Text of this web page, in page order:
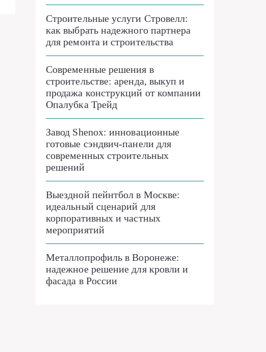
Строительные услуги Стровелл:
как выбрать надежного партнера
для ремонта и строительства
Современные решения в
строительстве: аренда, выкуп и
продажа конструкций от компании
Опалубка Трейд
Завод Shenox: инновационные
готовые сэндвич-панели для
современных строительных
решений
Выездной пейнтбол в Москве:
идеальный сценарий для
корпоративных и частных
мероприятий
Металлопрофиль в Воронеже:
надежное решение для кровли и
фасада в России